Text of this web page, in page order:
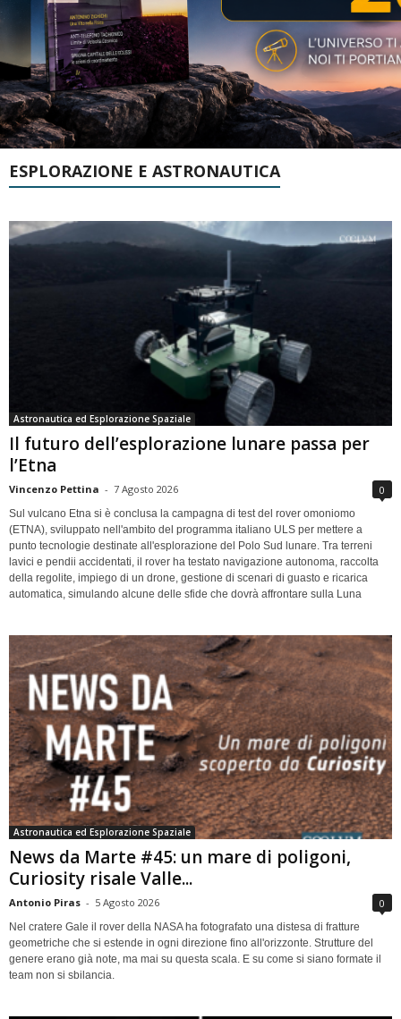
ESPLORAZIONE E ASTRONAUTICA
Astronautica ed Esplorazione Spaziale
Il futuro dell’esplorazione lunare passa per
l’Etna
Vincenzo Pettina - 7 Agosto 2026 0
Sul vulcano Etna si è conclusa la campagna di test del rover omoniomo
(ETNA), sviluppato nell'ambito del programma italiano ULS per mettere a
punto tecnologie destinate all'esplorazione del Polo Sud lunare. Tra terreni
lavici e pendii accidentati, il rover ha testato navigazione autonoma, raccolta
della regolite, impiego di un drone, gestione di scenari di guasto e ricarica
automatica, simulando alcune delle sfide che dovrà affrontare sulla Luna
Astronautica ed Esplorazione Spaziale
News da Marte #45: un mare di poligoni,
Curiosity risale Valle...
Antonio Piras - 5 Agosto 2026 0
Nel cratere Gale il rover della NASA ha fotografato una distesa di fratture
geometriche che si estende in ogni direzione fino all'orizzonte. Strutture del
genere erano già note, ma mai su questa scala. E su come si siano formate il
team non si sbilancia.